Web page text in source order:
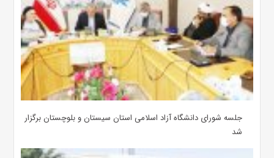
جلسه شورای دانشگاه آزاد اسلامی استان سیستان و بلوچستان برگزار
شد